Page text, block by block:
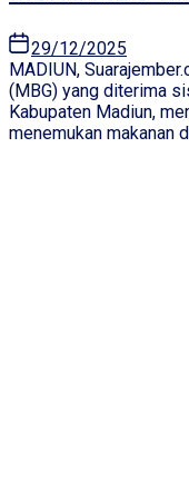
29/12/2025
MADIUN,
(MBG) yang diterima
Kabupaten Madiun,
menemukan makanan